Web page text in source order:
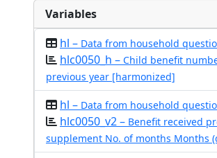
Variables
hl – Data from household
hlc0050_h – Child benefit
previous year [harmonized]
hl – Data from household
hlc0050_v2 – Benefit received
supplement No. of months Months